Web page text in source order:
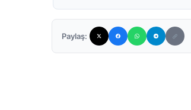
Paylaş: